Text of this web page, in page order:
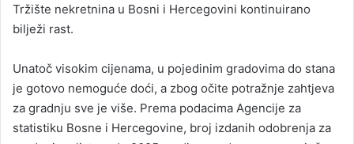
Tržište nekretnina u Bosni i Hercegovini kontinuirano
bilježi rast.
Unatoč visokim cijenama, u pojedinim gradovima do stana
je gotovo nemoguće doći, a zbog očite potražnje zahtjeva
za gradnju sve je više. Prema podacima Agencije za
statistiku Bosne i Hercegovine, broj izdanih odobrenja za